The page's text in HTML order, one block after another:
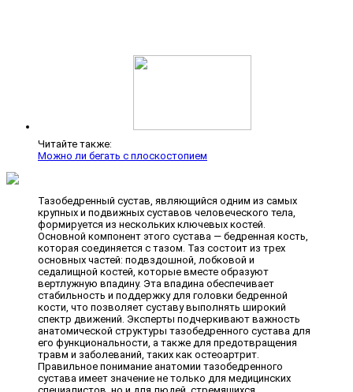
Читайте также:
Можно ли бегать с плоскостопием
Тазобедренный сустав, являющийся одним из самых
крупных и подвижных суставов человеческого тела,
формируется из нескольких ключевых костей.
Основной компонент этого сустава — бедренная кость,
которая соединяется с тазом. Таз состоит из трех
основных частей: подвздошной, лобковой и
седалищной костей, которые вместе образуют
вертлужную впадину. Эта впадина обеспечивает
стабильность и поддержку для головки бедренной
кости, что позволяет суставу выполнять широкий
спектр движений. Эксперты подчеркивают важность
анатомической структуры тазобедренного сустава для
его функциональности, а также для предотвращения
травм и заболеваний, таких как остеоартрит.
Правильное понимание анатомии тазобедренного
сустава имеет значение не только для медицинских